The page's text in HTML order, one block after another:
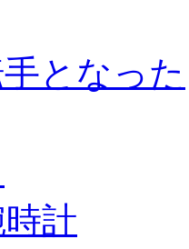
となった
計